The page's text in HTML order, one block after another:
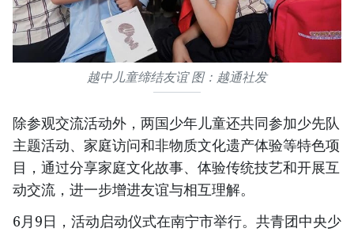
越中儿童缔结友谊 图：越通社发
除参观交流活动外，两国少年儿童还共同参加少先队
主题活动、家庭访问和非物质文化遗产体验等特色项
目，通过分享家庭文化故事、体验传统技艺和开展互
动交流，进一步增进友谊与相互理解。
6月9日，活动启动仪式在南宁市举行。共青团中央少